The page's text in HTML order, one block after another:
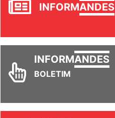
INFORMANDES
INFORMANDES
BOLETIM